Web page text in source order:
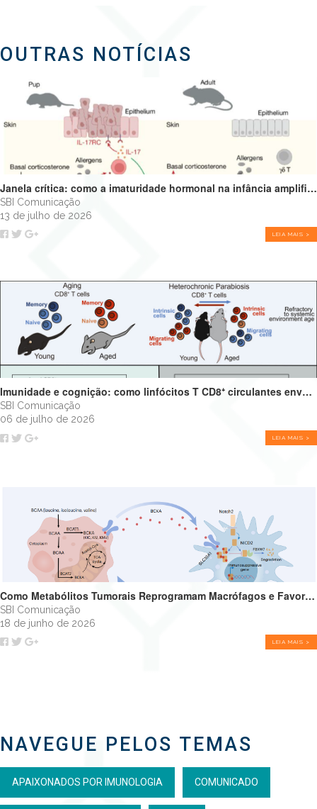
OUTRAS NOTÍCIAS
Janela crítica: como a imaturidade hormonal na infância amplifica alergias e programa o futuro do sistema imune
SBI Comunicação
13 de julho de 2026
LEIA MAIS >
Imunidade e cognição: como linfócitos T CD8⁺ circulantes envelhecidos podem impulsionar o declínio cognitivo
SBI Comunicação
06 de julho de 2026
LEIA MAIS >
Como Metabólitos Tumorais Reprogramam Macrófagos e Favorecem o Crescimento Tumoral
SBI Comunicação
18 de junho de 2026
LEIA MAIS >
NAVEGUE PELOS TEMAS
APAIXONADOS POR IMUNOLOGIA COMUNICADO